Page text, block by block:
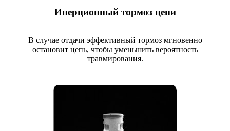
Инерционный тормоз цепи
В случае отдачи эффективный тормоз мгновенно
остановит цепь, чтобы уменьшить вероятность
травмирования.